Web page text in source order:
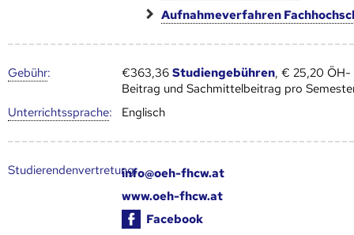
Aufnahmeverfahren
Gebühr: €363,36Studiengebühren, € 25,20 ÖH-
Beitrag und Sachmittelbeitrag pro
Unter­richts­sprache: Englisch
Studierendenvertretung:info@oeh-fhcw.at
www.oeh-fhcw.at
Facebook